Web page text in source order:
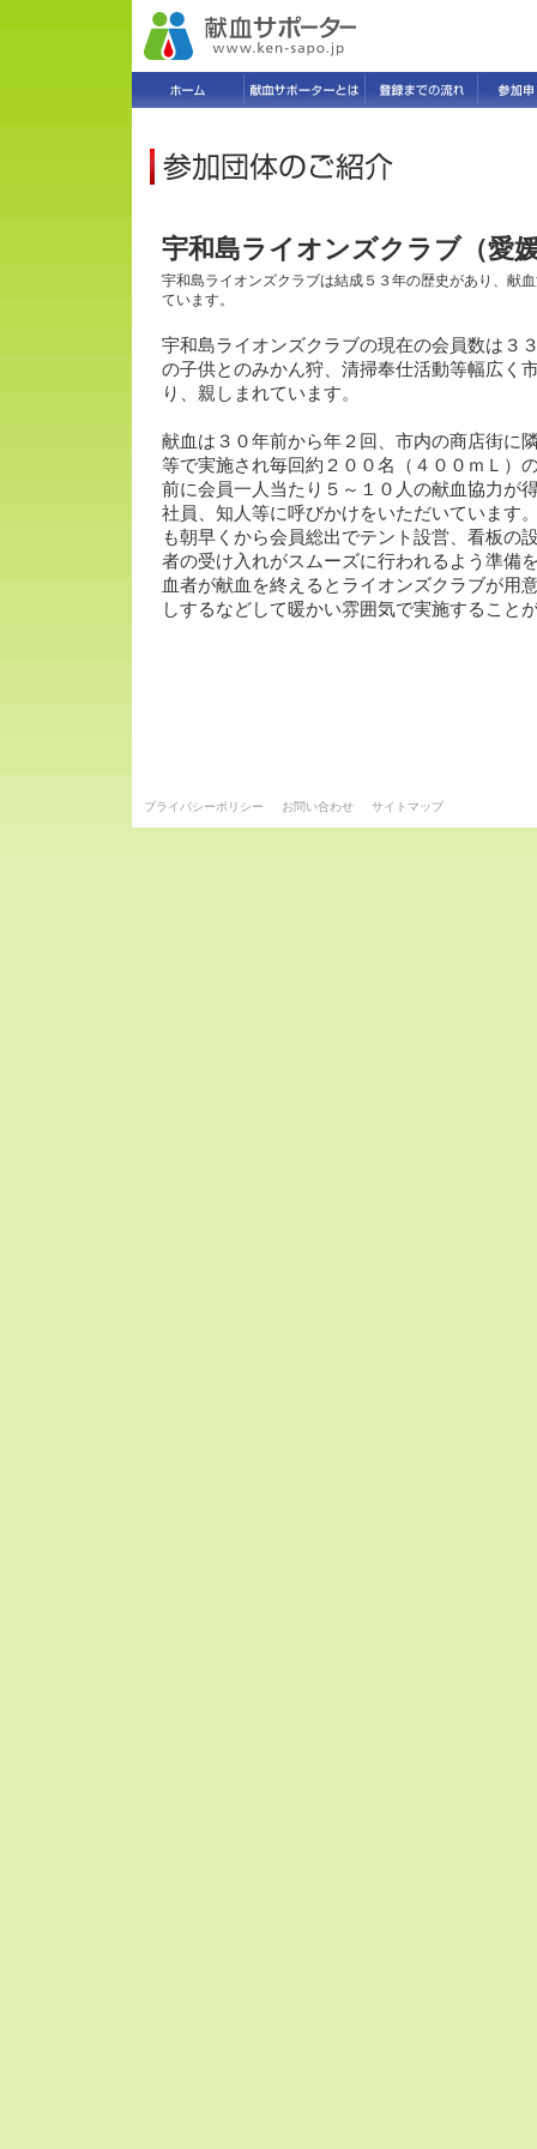
宇和島ライオンズクラブ（愛
宇和島ライオンズクラブは結成５３年の歴史があり、献
ています。
宇和島ライオンズクラブの現在の会員数は３
の子供とのみかん狩、清掃奉仕活動等幅広く
り、親しまれています。
献血は３０年前から年２回、市内の商店街に
等で実施され毎回約２００名（４００ｍＬ）
前に会員一人当たり５～１０人の献血協力が
社員、知人等に呼びかけをいただいています
も朝早くから会員総出でテント設営、看板の
者の受け入れがスムーズに行われるよう準備
血者が献血を終えるとライオンズクラブが用
しするなどして暖かい雰囲気で実施すること
プライバシーポリシー お問い合わせ サイトマップ